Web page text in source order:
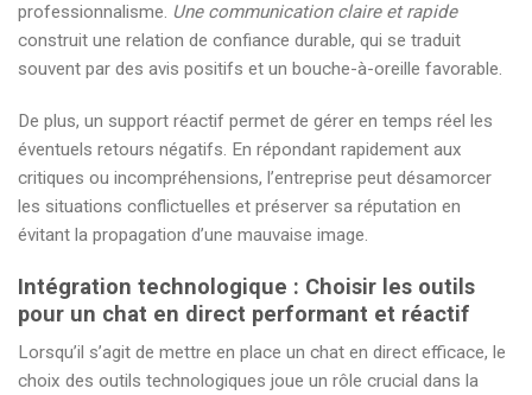
professionnalisme. Une communication claire et rapide
construit une relation de confiance durable, qui se traduit
souvent par des avis positifs et un bouche-à-oreille favorable.
De plus, un support réactif permet de gérer en temps réel les
éventuels retours négatifs. En répondant rapidement aux
critiques ou incompréhensions, l’entreprise peut désamorcer
les situations conflictuelles et préserver sa réputation en
évitant la propagation d’une mauvaise image.
Intégration technologique : Choisir les outils
pour un chat en direct performant et réactif
Lorsqu’il s’agit de mettre en place un chat en direct efficace, le
choix des outils technologiques joue un rôle crucial dans la